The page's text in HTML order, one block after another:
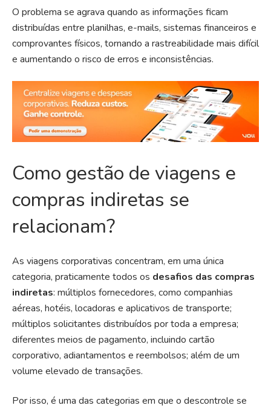
O problema se agrava quando as informações ficam
distribuídas entre planilhas, e-mails, sistemas financeiros e
comprovantes físicos, tornando a rastreabilidade mais difícil
e aumentando o risco de erros e inconsistências.
Como gestão de viagens e
compras indiretas se
relacionam?
As viagens corporativas concentram, em uma única
categoria, praticamente todos os desafios das compras
indiretas: múltiplos fornecedores, como companhias
aéreas, hotéis, locadoras e aplicativos de transporte;
múltiplos solicitantes distribuídos por toda a empresa;
diferentes meios de pagamento, incluindo cartão
corporativo, adiantamentos e reembolsos; além de um
volume elevado de transações.
Por isso, é uma das categorias em que o descontrole se